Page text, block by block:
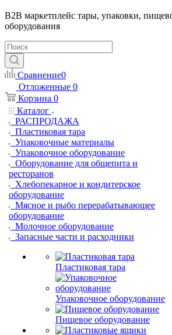
B2B маркетплейс тары, упаковки,
оборудования
Сравнение0
Отложенные 0
Корзина 0
Каталог
РАСПРОДАЖА
Пластиковая тара
Упаковочные материалы
Упаковочное оборудование
Оборудование для общепита и
ресторанов
Хлебопекарное и кондитерское
оборудование
Мясное и рыбо перерабатывающее
оборудование
Молочное оборудование
Запасные части и расходники
Пластиковая тара
Упаковочное оборудование
Пищевое оборудование